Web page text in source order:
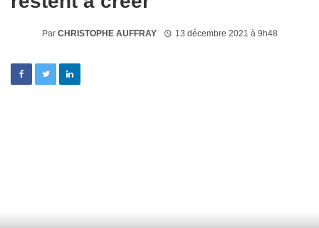
Par CHRISTOPHE AUFFRAY 13 décembre 2021 à 9h48